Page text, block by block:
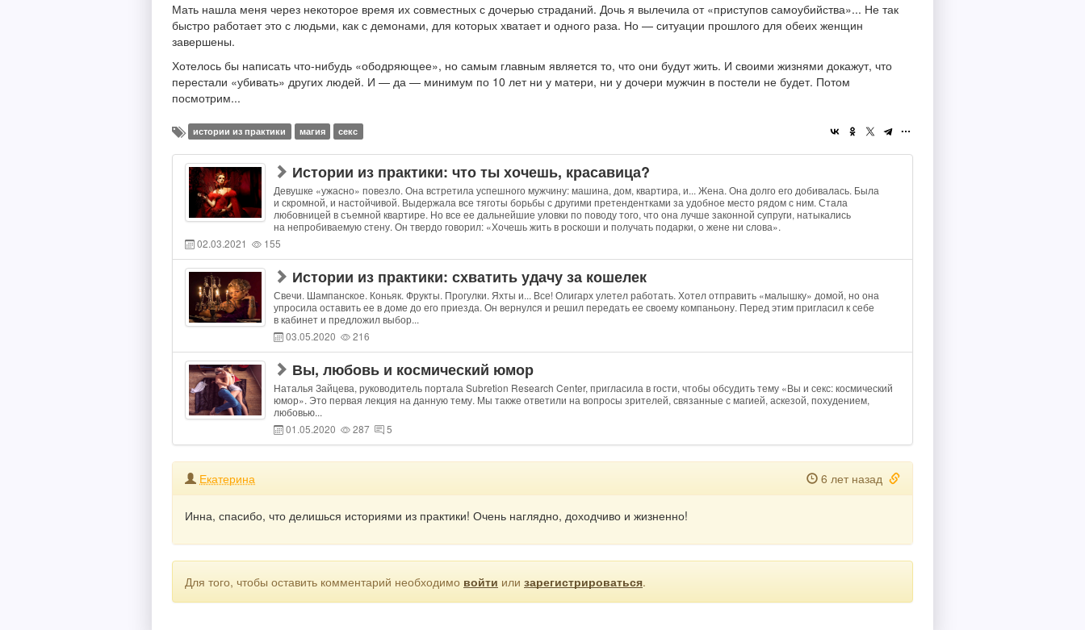
Мать нашла меня через некоторое время их совместных с дочерью страданий. Дочь я вылечила от «приступов самоубийства»... Не так
быстро работает это с людьми, как с демонами, для которых хватает и одного раза. Но — ситуации прошлого для обеих женщин
завершены.
Хотелось бы написать что-нибудь «ободряющее», но самым главным является то, что они будут жить. И своими жизнями докажут, что
перестали «убивать» других людей. И — да — минимум по 10 лет ни у матери, ни у дочери мужчин в постели не будет. Потом
посмотрим...
истории из практики магия секс
Истории из практики: что ты хочешь, красавица?
Девушке «ужасно» повезло. Она встретила успешного мужчину: машина, дом, квартира, и... Жена. Она долго его добивалась. Была
и скромной, и настойчивой. Выдержала все тяготы борьбы с другими претендентками за удобное место рядом с ним. Стала
любовницей в съемной квартире. Но все ее дальнейшие уловки по поводу того, что она лучше законной супруги, натыкались
на непробиваемую стену. Он твердо говорил: «Хочешь жить в роскоши и получать подарки, о жене ни слова».
02.03.2021
155
Истории из практики: схватить удачу за кошелек
Свечи. Шампанское. Коньяк. Фрукты. Прогулки. Яхты и... Все! Олигарх улетел работать. Хотел отправить «малышку» домой, но она
упросила оставить ее в доме до его приезда. Он вернулся и решил передать ее своему компаньону. Перед этим пригласил к себе
в кабинет и предложил выбор...
03.05.2020
216
Вы, любовь и космический юмор
Наталья Зайцева, руководитель портала Subretion Research Center, пригласила в гости, чтобы обсудить тему «Вы и секс: космический
юмор». Это первая лекция на данную тему. Мы также ответили на вопросы зрителей, связанные с магией, аскезой, похудением,
любовью...
01.05.2020
287 5
Екатерина 6 лет назад
Инна, спасибо, что делишься историями из практики! Очень наглядно, доходчиво и жизненно!
Для того, чтобы оставить комментарий необходимо войти или зарегистрироваться.